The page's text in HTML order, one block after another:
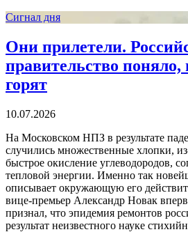
Сигнал дня
Они прилетели.
правительство
горят
10.07.2026
На Московском НПЗ в результате
случились множественные хлопки,
быстрое окисление углеводородов,
тепловой энергии. Именно так
описывает окружающую его
вице-премьер Александр Новак
признал, что эпидемия ремонтов
результат неизвестного науке